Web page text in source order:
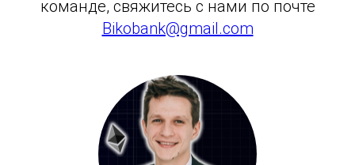
команде, свяжитесь с нами по почте
Bikobank@gmail.com